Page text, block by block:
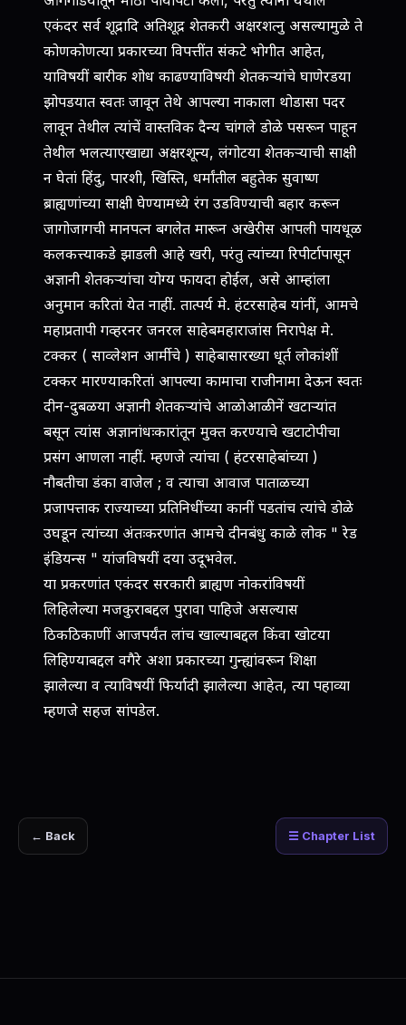
एकंदर सर्व शूद्रादि अतिशूद्र शेतकरी अक्षरशत्नु असल्यामुळे ते
कोणकोणत्या प्रकारच्या विपत्तींत संकटे भोगीत आहेत,
याविषयीं बारीक शोध काढण्याविषयी शेतकर्‍यांचे घाणेरडया
झोपडयात स्वतः जावून तेथे आपल्या नाकाला थोडासा पदर
लावून तेथील त्यांचें वास्तविक दैन्य चांगले डोळे पसरून पाहून
तेथील भलत्याएखाद्या अक्षरशून्य, लंगोटया शेतकर्‍याची साक्षी
न घेतां हिंदु, पारशी, खिस्ति, धर्मांतील बहुतेक सुवाष्ण
ब्राह्यणांच्या साक्षी घेण्यामध्ये रंग उडविण्याची बहार करून
जागोजागची मानपत्न बगलेत मारून अखेरीस आपली पायधूळ
कलकत्त्याकडे झाडली आहे खरी, परंतु त्यांच्या रिपीर्टापासून
अज्ञानी शेतकर्‍यांचा योग्य फायदा होईल, असे आम्हांला
अनुमान करितां येत नाहीं. तात्पर्य मे. हंटरसाहेब यांनीं, आमचे
महाप्रतापी गव्हरनर जनरल साहेबमहाराजांस निरापेक्ष मे.
टक्कर ( साव्लेशन आर्मीचे ) साहेबासारख्या धूर्त लोकांशीं
टक्कर मारण्याकरितां आपल्या कामाचा राजीनामा देऊन स्वतः
दीन-दुबळया अज्ञानी शेतकर्‍यांचे आळोआळीनें खटार्‍यांत
बसून त्यांस अज्ञानांधःकारांतून मुक्त करण्याचे खटाटोपीचा
प्रसंग आणला नाहीं. म्हणजे त्यांचा ( हंटरसाहेबांच्या )
नौबतीचा डंका वाजेल ; व त्याचा आवाज पाताळच्या
प्रजापत्ताक राज्याच्या प्रतिनिधींच्या कानीं पडतांच त्यांचे डोळे
उघडून त्यांच्या अंतःकरणांत आमचे दीनबंधु काळे लोक " रेड
इंडियन्स " यांजविषयीं दया उदूभवेल.
या प्रकरणांत एकंदर सरकारी ब्राह्यण नोकरांविषयीं
लिहिलेल्या मजकुराबद्दल पुरावा पाहिजे असल्यास
ठिकठिकाणीं आजपर्यंत लांच खाल्याबद्दल किंवा खोटया
लिहिण्याबद्दल वगैरे अशा प्रकारच्या गुन्ह्यांवरून शिक्षा
झालेल्या व त्याविषयीं फिर्यादी झालेल्या आहेत, त्या पहाव्या
म्हणजे सहज सांपडेल.
← Back ☰ Chapter List